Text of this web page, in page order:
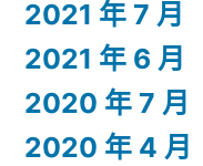
2021 年 7 月
2021 年 6 月
2020 年 7 月
2020 年 4 月